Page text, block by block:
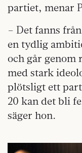
partiet, menar
– Det fanns
en tydlig
och går genom
med stark
plötsligt ett
20 kan det bli
säger hon.